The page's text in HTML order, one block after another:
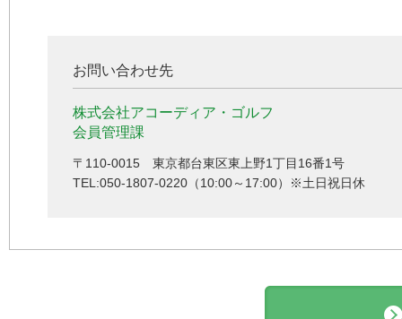
お問い合わせ先
株式会社アコーディア・ゴルフ
会員管理課
〒110-0015 東京都台東区東上野1丁目16番1号
TEL:050-1807-0220（10:00～17:00）※土日祝日休